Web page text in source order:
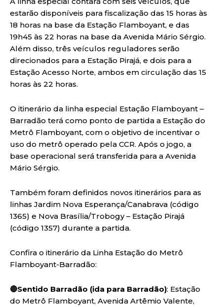
estarão disponíveis para fiscalização das 15 horas às
18 horas na base da Estação Flamboyant, e das
19h45 às 22 horas na base da Avenida Mário Sérgio.
Além disso, três veículos reguladores serão
direcionados para a Estação Pirajá, e dois para a
Estação Acesso Norte, ambos em circulação das 15
horas às 22 horas.
O itinerário da linha especial Estação Flamboyant –
Barradão terá como ponto de partida a Estação do
Metrô Flamboyant, com o objetivo de incentivar o
uso do metrô operado pela CCR. Após o jogo, a
base operacional será transferida para a Avenida
Mário Sérgio.
Também foram definidos novos itinerários para as
linhas Jardim Nova Esperança/Canabrava (código
1365) e Nova Brasília/Trobogy – Estação Pirajá
(código 1357) durante a partida.
Confira o itinerário da Linha Estação do Metrô
Flamboyant-Barradão:
🔴Sentido Barradão (ida para Barradão): Estação
do Metrô Flamboyant, Avenida Artêmio Valente,